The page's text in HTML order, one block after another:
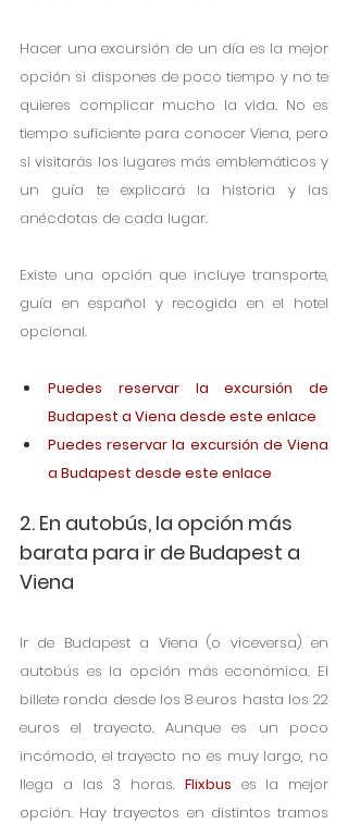
Hacer una excursión de un día es la mejor
opción si dispones de poco tiempo y no te
quieres complicar mucho la vida. No es
tiempo suficiente para conocer Viena, pero
si visitarás los lugares más emblemáticos y
un guía te explicará la historia y las
anécdotas de cada lugar.
Existe una opción que incluye transporte,
guía en español y recogida en el hotel
opcional.
Puedes reservar la excursión de
Budapest a Viena desde este enlace
Puedes reservar la excursión de Viena
a Budapest desde este enlace
2. En autobús, la opción más
barata para ir de Budapest a
Viena
Ir de Budapest a Viena (o viceversa) en
autobús es la opción más económica. El
billete ronda desde los 8 euros hasta los 22
euros el trayecto. Aunque es un poco
incómodo, el trayecto no es muy largo, no
llega a las 3 horas. Flixbus es la mejor
opción. Hay trayectos en distintos tramos